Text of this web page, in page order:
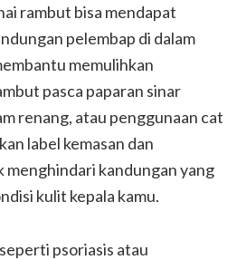
rambut bisa mendapat
pelembap di dalam
memulihkan
pasca paparan sinar
renang, atau penggunaan cat
label kemasan dan
menghindari kandungan yang
kulit kepala kamu.
psoriasis atau